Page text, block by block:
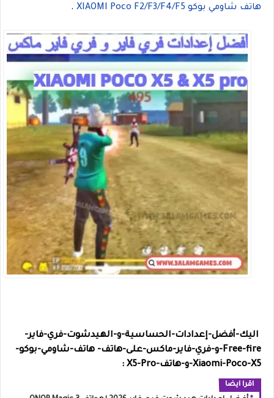
هاتف شاومي بوكو XIAOMI Poco F2/F3/F4/F5
.
اليك-أفضل-إعدادات-الحساسية-و-الهيدشوت-فري-فاير-
Free-fire-و-فري-فاير-ماكس-على-هاتف-
هاتف-شاومي-بوكو-
Xiaomi-Poco-X5-و-هاتف-X5-Pro :
اقرا ايضا